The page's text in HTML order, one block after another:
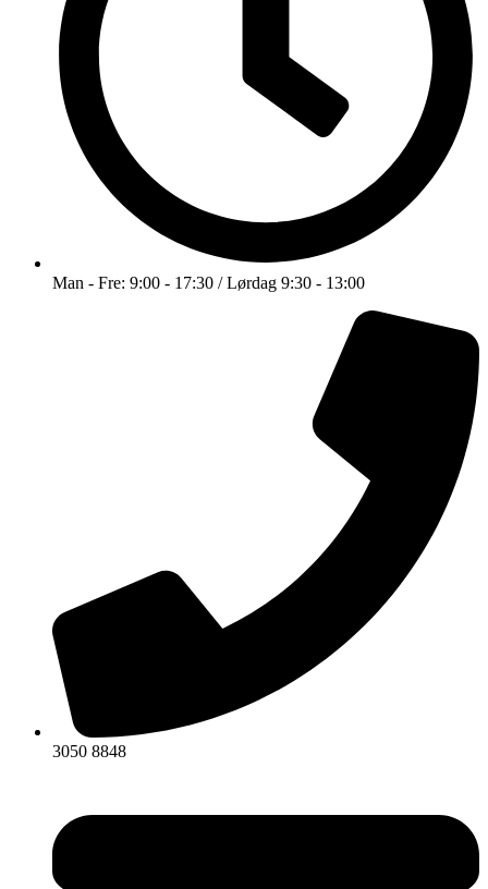
Man - Fre: 9:00 - 17:30 / Lørdag 9:30 - 13:00
3050 8848